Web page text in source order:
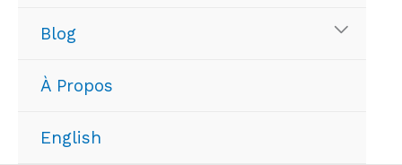
Blog
À Propos
English